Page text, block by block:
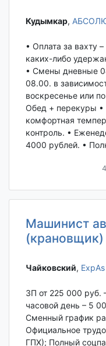
Кудымкар‎,
• Оплата за вахту
каких-либо
• Смены дневные
08.00. в
воскресенье или
Обед + перекуры •
комфортная
контроль. •
4000 рублей. •
Машинист
(крановщик)
Чайковский‎, ExpAs
ЗП от 225 000 руб.
часовой день – 5
Сменный график
Официальное
ГПХ); Полный